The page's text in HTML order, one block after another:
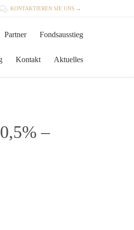
 KONTAKTIEREN SIE UNS →
Partner Fondsausstieg
Kontakt Aktuelles
–